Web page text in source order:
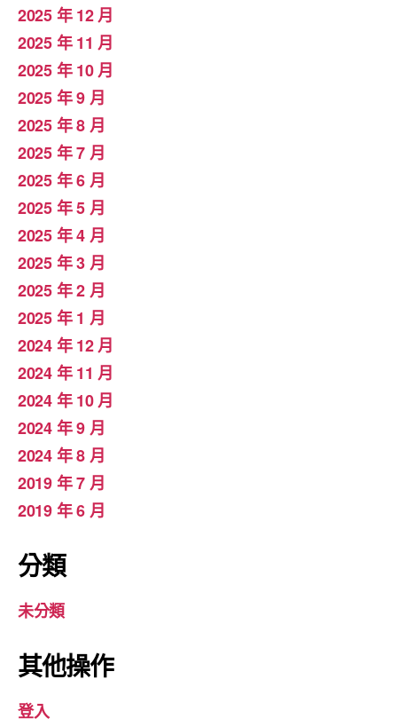
2025 年 12 月
2025 年 11 月
2025 年 10 月
2025 年 9 月
2025 年 8 月
2025 年 7 月
2025 年 6 月
2025 年 5 月
2025 年 4 月
2025 年 3 月
2025 年 2 月
2025 年 1 月
2024 年 12 月
2024 年 11 月
2024 年 10 月
2024 年 9 月
2024 年 8 月
2019 年 7 月
2019 年 6 月
分類
未分類
其他操作
登入